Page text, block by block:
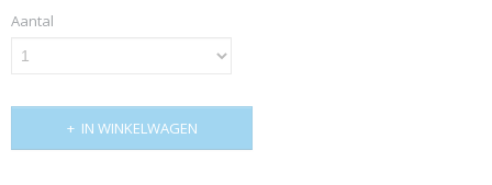
Aantal
IN WINKELWAGEN